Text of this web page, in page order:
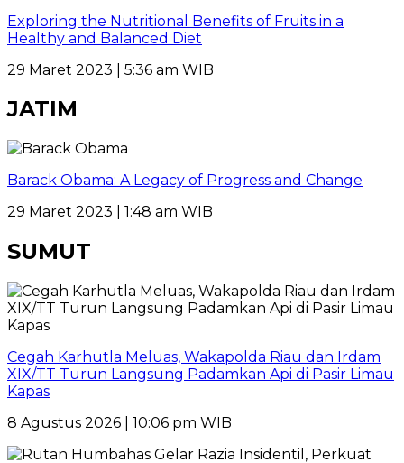
Exploring the Nutritional Benefits of Fruits in a
Healthy and Balanced Diet
29 Maret 2023 | 5:36 am WIB
JATIM
Barack Obama: A Legacy of Progress and Change
29 Maret 2023 | 1:48 am WIB
SUMUT
Cegah Karhutla Meluas, Wakapolda Riau dan Irdam
XIX/TT Turun Langsung Padamkan Api di Pasir Limau
Kapas
8 Agustus 2026 | 10:06 pm WIB